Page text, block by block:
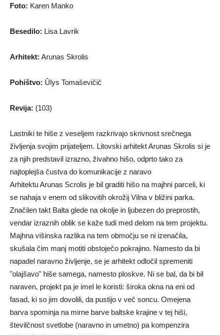
Foto: Karen Manko
Besedilo: Lisa Lavrik
Arhitekt: Arunas Skrolis
Pohištvo: Ûlys Tomaševičič
Revija: (103)
Lastniki te hiše z veseljem razkrivajo skrivnost srečnega
življenja svojim prijateljem. Litovski arhitektArunas Skrolis si je
za njih predstavil izrazno, živahno hišo, odprto tako za
najtoplejša čustva do komunikacije z naravo
ArhitektuArunas Scrolis je bil graditi hišo na majhni parceli, ki
se nahaja v enem od slikovitih okrožij Vilna v bližini parka.
Značilen takt Balta glede na okolje in ljubezen do preprostih,
vendar izraznih oblik se kaže tudi med delom na tem projektu.
Majhna višinska razlika na tem območju se ni izenačila,
skušala čim manj motiti obstoječo pokrajino. Namesto da bi
napadel naravno življenje, se je arhitekt odločil spremeniti
"olajšavo" hiše samega, namesto ploskve. Ni se bal, da bi bil
naraven, projekt pa je imel le koristi: široka okna na eni od
fasad, ki so jim dovolili, da pustijo v več soncu. Omejena
barva spominja na mirne barve baltske krajine v tej hiši,
številčnost svetlobe (naravno in umetno) pa kompenzira